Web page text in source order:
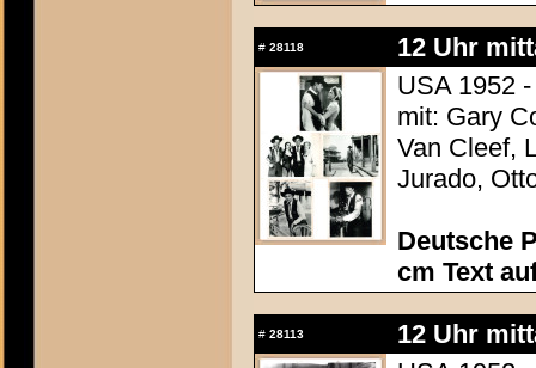
# 28118
12 Uhr
USA 1952
mit: Gary
Van Cleef,
Jurado,
Deutsche
cm Text
# 28113
12 Uhr